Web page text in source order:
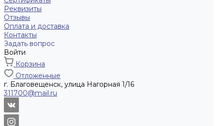
Реквизиты
Отзывы
Оплата и доставка
Контакты
Задать вопрос
Войти
Корзина
Отложенные
г. Благовещенск, улица Нагорная 1/16
311700@mail.ru